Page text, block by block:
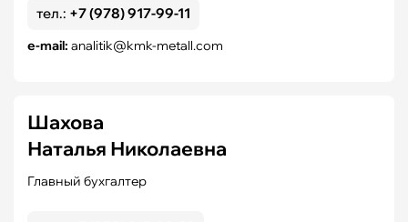
тел.: +7 (978) 917-99-11
e-mail: analitik@kmk-metall.com
Шахова
Наталья Николаевна
Главный бухгалтер